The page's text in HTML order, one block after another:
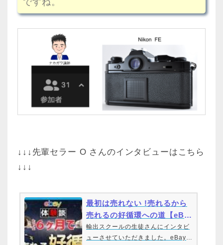
↓↓↓先輩セラー O さんのインタビューはこちら
↓↓↓
最初は売れない !売れるから
売れるの好循環への道【eBa
y輸出】実践者インタビュー
輸出スクールの生徒さんにインタビ
ューさせていただきました。eBayで